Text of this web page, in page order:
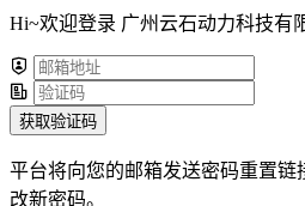
Hi~欢迎登录 广州云石动力科技有
获取验证码
平台将向您的邮箱发送密码重置
改新密码。